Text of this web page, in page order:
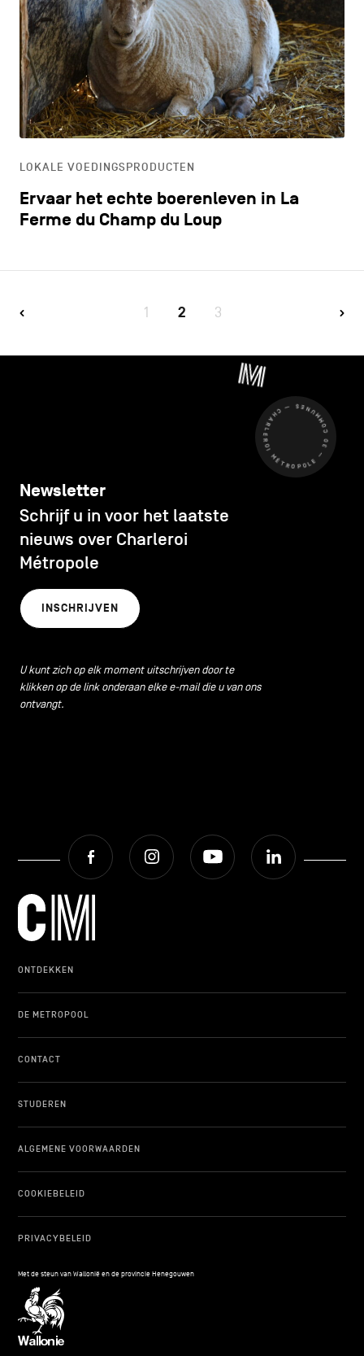
LOKALE VOEDINGSPRODUCTEN
Ervaar het echte boerenleven in La
Ferme du Champ du Loup
1 2 3
CHARLEROI MÉTROPOLE — 30 COMMUNES —
Newsletter
Schrijf u in voor het laatste
nieuws over Charleroi
Métropole
INSCHRIJVEN
U kunt zich op elk moment uitschrijven door te
klikken op de link onderaan elke e-mail die u van ons
ontvangt.
Facebook Instagram Youtube
ONTDEKKEN
DE METROPOOL
CONTACT
STUDEREN
ALGEMENE VOORWAARDEN
COOKIEBELEID
PRIVACYBELEID
Met de steun van Wallonië en de provincie Henegouwen